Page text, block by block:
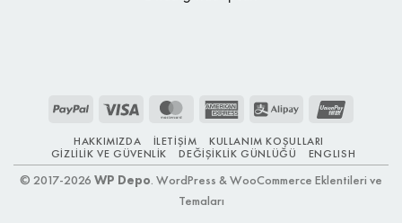
PayPal Visa MasterCardAmerican
Alipay
HAKKIMIZDA İLETIŞIM
KULLANIM KOŞULLARI
GIZLILIK VE GÜVENLIK
DEĞIŞIKLIK GÜNLÜĞÜ ENGLISH
© 2017-2026 WP Depo. WordPress & WooCommerce Eklentileri ve
Temaları